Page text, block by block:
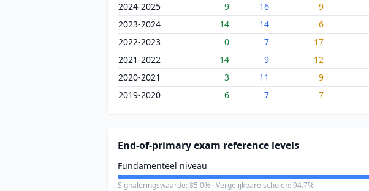
2024-2025 9 16 9
2023-2024
14 14 6
2022-2023
0 7 17
2021-2022
14 9 12
2020-2021
3 11 9
2019-2020
6 7 7
End-of-primary exam reference levels
Fundamenteel niveau
Signaleringswaarde: 85.0% · Vergelijkbare scholen: 94.7%